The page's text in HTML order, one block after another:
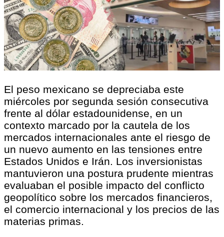
El peso mexicano se depreciaba este
miércoles por segunda sesión consecutiva
frente al dólar estadounidense, en un
contexto marcado por la cautela de los
mercados internacionales ante el riesgo de
un nuevo aumento en las tensiones entre
Estados Unidos e Irán. Los inversionistas
mantuvieron una postura prudente mientras
evaluaban el posible impacto del conflicto
geopolítico sobre los mercados financieros,
el comercio internacional y los precios de las
materias primas.